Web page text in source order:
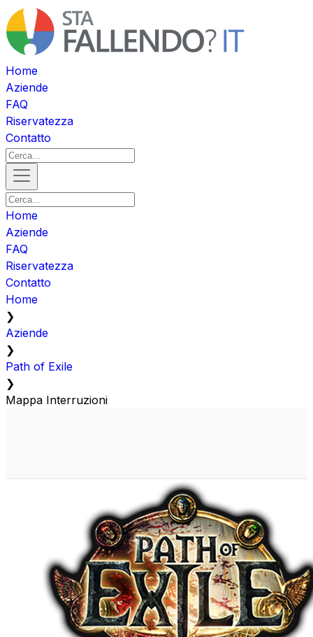
Home
Aziende
FAQ
Riservatezza
Contatto
Home
Aziende
FAQ
Riservatezza
Contatto
Home
❯
Aziende
❯
Path of Exile
❯
Mappa Interruzioni